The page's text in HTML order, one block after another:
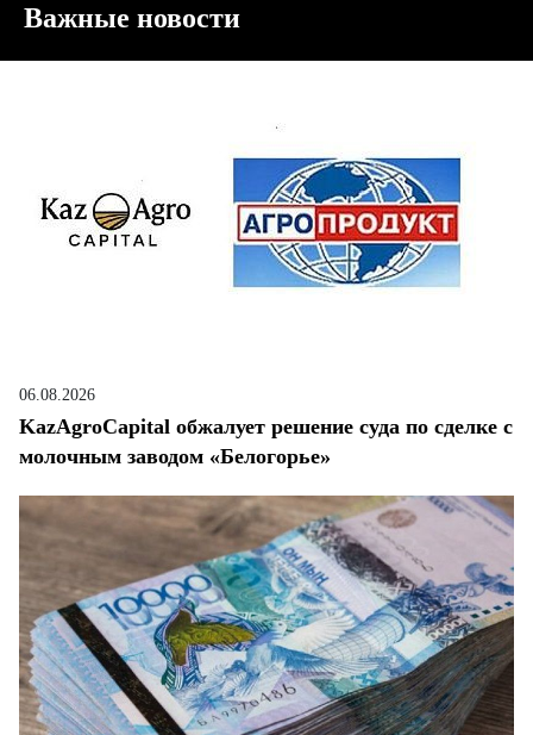
Важные новости
06.08.2026
KazAgroCapital обжалует решение суда по сделке с
молочным заводом «Белогорье»